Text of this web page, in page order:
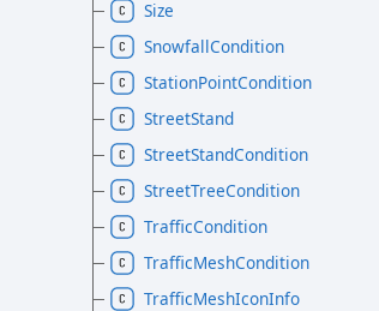
Size
SnowfallCondition
StationPointCondition
StreetStand
StreetStandCondition
StreetTreeCondition
TrafficCondition
TrafficMeshCondition
TrafficMeshIconInfo